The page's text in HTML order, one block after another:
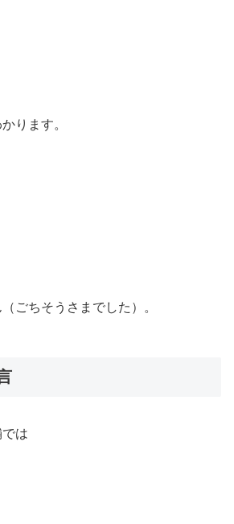
ります。
ごちそうさまでした）。
は